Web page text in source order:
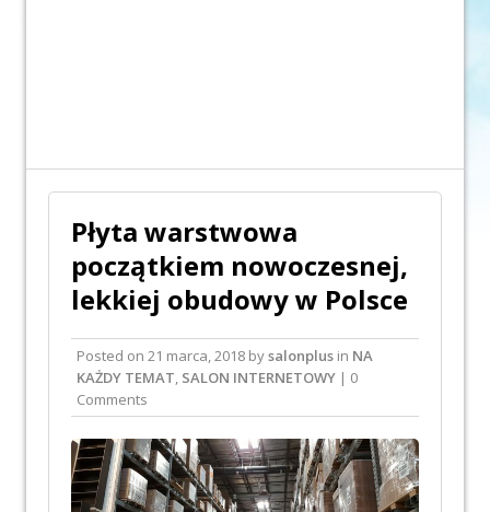
Płyta warstwowa
początkiem nowoczesnej,
lekkiej obudowy w Polsce
Posted on 21 marca, 2018 bysalonplus in NA
KAŻDY TEMAT, SALON INTERNETOWY | 0
Comments